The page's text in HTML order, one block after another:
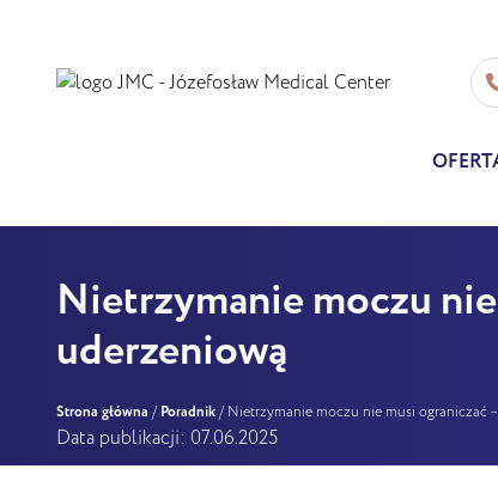
Nietrzymanie moczu
uderzeniową
Strona główna / Poradnik/ Nietrzymanie moczu nie musi ograniczać
Data publikacji: 07.06.2025